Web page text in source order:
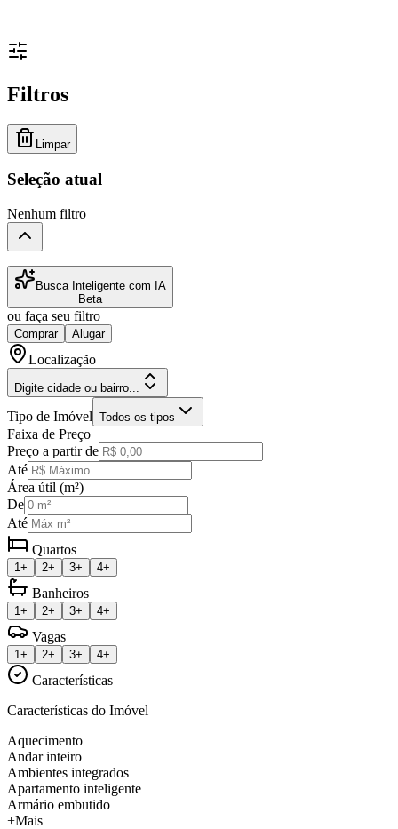
Filtros
Limpar
Seleção atual
Nenhum filtro
Busca Inteligente com IA
Beta
ou faça seu filtro
Comprar Alugar
Localização
Digite cidade ou bairro...
Tipo de Imóvel Todos os tipos
Faixa de Preço
Preço a partir de
Até
Área útil (m²)
De
Até
Quartos
1+ 2+ 3+ 4+
Banheiros
1+ 2+ 3+ 4+
Vagas
1+ 2+ 3+ 4+
Características
Características do Imóvel
Aquecimento
Andar inteiro
Ambientes integrados
Apartamento inteligente
Armário embutido
+Mais